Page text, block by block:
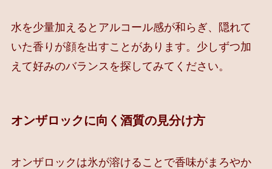
水を少量加えるとアルコール感が和らぎ、隠れて
いた香りが顔を出すことがあります。少しずつ加
えて好みのバランスを探してみてください。
オンザロックに向く酒質の見分け方
オンザロックは氷が溶けることで香味がまろやか